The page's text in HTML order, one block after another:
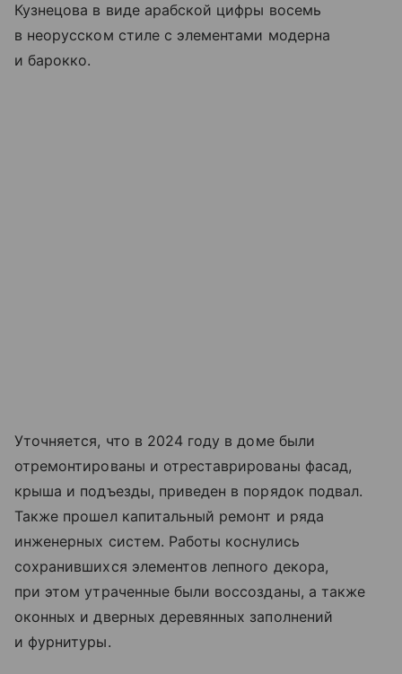
Кузнецова в виде арабской цифры восемь
в неорусском стиле с элементами модерна
и барокко.
Уточняется, что в 2024 году в доме были
отремонтированы и отреставрированы фасад,
крыша и подъезды, приведен в порядок подвал.
Также прошел капитальный ремонт и ряда
инженерных систем. Работы коснулись
сохранившихся элементов лепного декора,
при этом утраченные были воссозданы, а также
оконных и дверных деревянных заполнений
и фурнитуры.